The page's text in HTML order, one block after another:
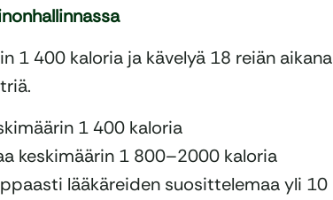
1 400 kaloria ja kävelyä 18 reiän aikana
1 400 kaloria
keskimäärin 1 800–2000 kaloria
lääkäreiden suosittelemaa yli 10